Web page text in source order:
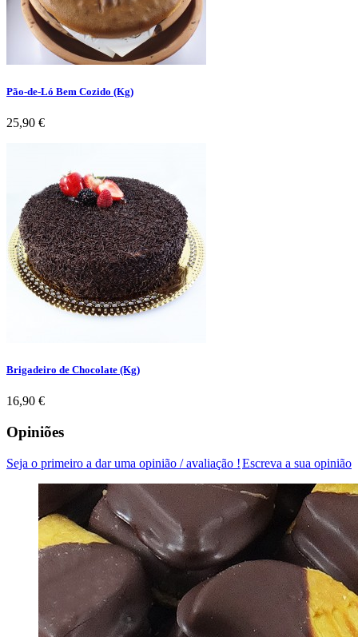
Pão-de-Ló Bem Cozido (Kg)
Preço
25,90 €
Brigadeiro de Chocolate (Kg)
Preço
16,90 €
Opiniões
Escreva a sua opinião
Seja o primeiro a dar uma opinião / avaliação !